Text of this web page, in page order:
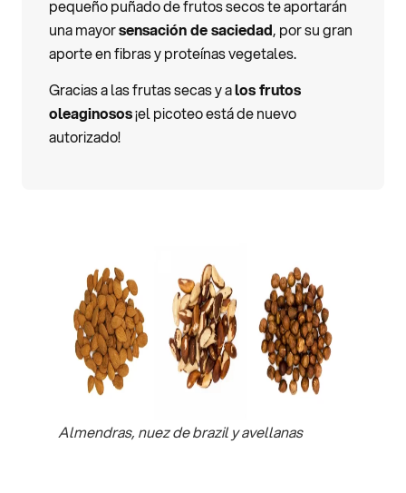
pequeño puñado de frutos secos te aportarán
una mayorsensación de saciedad, por su gran
aporte en fibras y proteínas vegetales.
Gracias a las frutas secas y alos frutos
oleaginosos¡el picoteo está de nuevo
autorizado!
Almendras, nuez de brazil y avellanas